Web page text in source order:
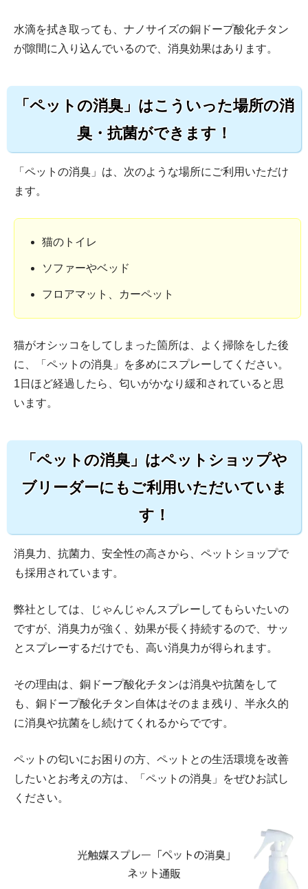
水滴を拭き取っても、ナノサイズの銅ドープ酸化チタン
が隙間に入り込んでいるので、消臭効果はあります。
「ペットの消臭」はこういった場所の消
臭・抗菌ができます！
「ペットの消臭」は、次のような場所にご利用いただけ
ます。
猫のトイレ
ソファーやベッド
フロアマット、カーペット
猫がオシッコをしてしまった箇所は、よく掃除をした後
に、「ペットの消臭」を多めにスプレーしてください。
1日ほど経過したら、匂いがかなり緩和されていると思
います。
「ペットの消臭」はペットショップや
ブリーダーにもご利用いただいていま
す！
消臭力、抗菌力、安全性の高さから、ペットショップで
も採用されています。
弊社としては、じゃんじゃんスプレーしてもらいたいの
ですが、消臭力が強く、効果が長く持続するので、サッ
とスプレーするだけでも、高い消臭力が得られます。
その理由は、銅ドープ酸化チタンは消臭や抗菌をして
も、銅ドープ酸化チタン自体はそのまま残り、半永久的
に消臭や抗菌をし続けてくれるからでです。
ペットの匂いにお困りの方、ペットとの生活環境を改善
したいとお考えの方は、「ペットの消臭」をぜひお試し
ください。